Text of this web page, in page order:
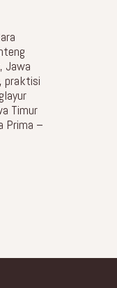
Jawa
praktisi
Timur
Prima –